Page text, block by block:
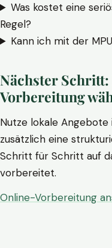
Was kostet eine
Regel?
Kann ich mit der
Nächster Schritt:
Vorbereitung
Nutze lokale
zusätzlich eine
Schritt für Schritt auf
vorbereitet.
Online-Vorbereitung